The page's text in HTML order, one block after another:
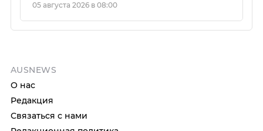
05 августа 2026 в 08:00
AUSNEWS
О нас
Редакция
Связаться с нами